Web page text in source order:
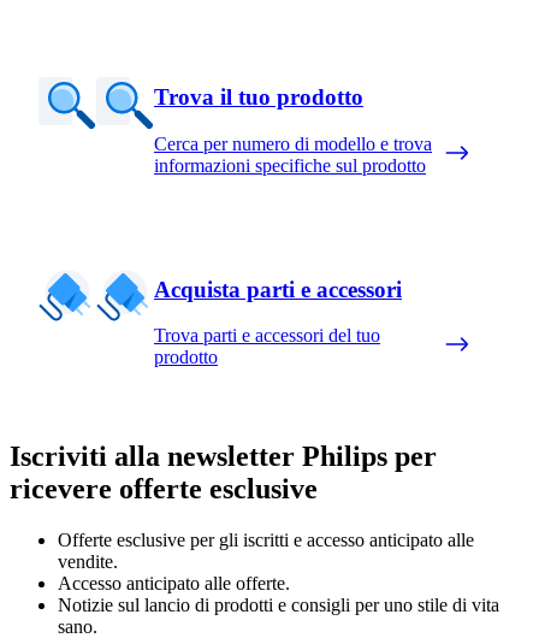
Trova il tuo prodotto
Cerca per numero di modello e trova
informazioni specifiche sul prodotto
Acquista parti e accessori
Trova parti e accessori del tuo
prodotto
Iscriviti alla newsletter Philips per
ricevere offerte esclusive
Offerte esclusive per gli iscritti e accesso anticipato alle
vendite.
Accesso anticipato alle offerte.
Notizie sul lancio di prodotti e consigli per uno stile di vita
sano.